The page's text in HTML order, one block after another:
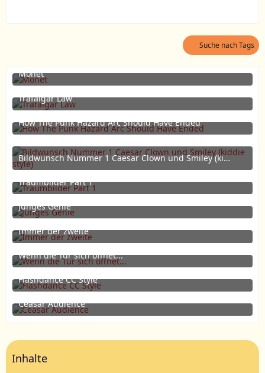
Suche nach Tags
Monet
11. Mai 2020 um 22:13
3
Trafalgar Law
16. Dezember 2013 um 18:10
How The Punk Hazard Arc Should Have Ended
20. Februar 2013 um 04:26
Bildwunsch Nummer 1 Caesar Clown und Smiley (kiddie style)
4. August 2012 um 18:40
Traumbilder Part 1
1. Juli 2012 um 17:34
Junges Genie
1. Juli 2012 um 17:13
Immer der zweite
15. Juni 2012 um 18:34
Wenn die Tür sich öffnet...
6. Juni 2012 um 17:28
Flashdance CC Style
31. Mai 2012 um 21:40
1
Ceasar Audience
13. Mai 2012 um 15:19
Inhalte